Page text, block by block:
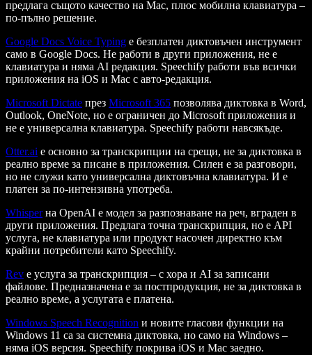
предлага същото качество на Mac, плюс мобилна клавиатура –
по-пълно решение.
Google Docs Voice Typing е безплатен диктовъчен инструмент
само в Google Docs. Не работи в други приложения, не е
клавиатура и няма AI редакция. Speechify работи във всички
приложения на iOS и Mac с авто-редакция.
Microsoft Dictate през Microsoft 365 позволява диктовка в Word,
Outlook, OneNote, но е ограничен до Microsoft приложения и
не е универсална клавиатура. Speechify работи навсякъде.
Otter.ai е основно за транскрипции на срещи, не за диктовка в
реално време за писане в приложения. Силен е за разговори,
но не служи като универсална диктовъчна клавиатура. И е
платен за по-интензивна употреба.
Whisperна OpenAI е модел за разпознаване на реч, вграден в
други приложения. Предлага точна транскрипция, но е API
услуга, не клавиатура или продукт насочен директно към
крайни потребители като Speechify.
Rev е услуга за транскрипция – с хора и AI за записани
файлове. Предназначена е за постпродукция, не за диктовка в
реално време, а услугата е платена.
Windows Speech Recognition и новите гласови функции на
Windows 11 са за системна диктовка, но само на Windows –
няма iOS версия. Speechify покрива iOS и Mac заедно.